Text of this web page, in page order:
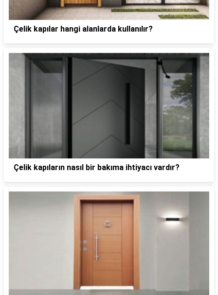
Çelik kapılar hangi alanlarda kullanılır?
Çelik kapıların nasıl bir bakıma ihtiyacı vardır?